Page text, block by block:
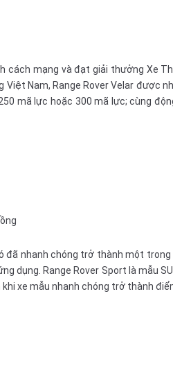
cách mạng và đạt giải thưởng Xe
Nam, Range Rover Velar được
mã lực hoặc 300 mã lực; cùng
nhanh chóng trở thành một
dụng. Range Rover Sport làmẫu
xe mẫu nhanh chóng trở thành